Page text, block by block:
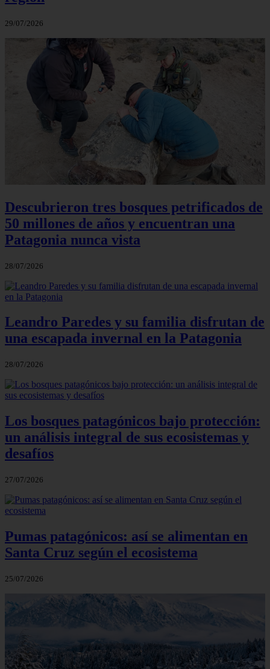
29/07/2026
Descubrieron tres bosques petrificados de
50 millones de años y encuentran una
Patagonia nunca vista
28/07/2026
Leandro Paredes y su familia disfrutan de
una escapada invernal en la Patagonia
28/07/2026
Los bosques patagónicos bajo protección:
un análisis integral de sus ecosistemas y
desafíos
27/07/2026
Pumas patagónicos: así se alimentan en
Santa Cruz según el ecosistema
25/07/2026